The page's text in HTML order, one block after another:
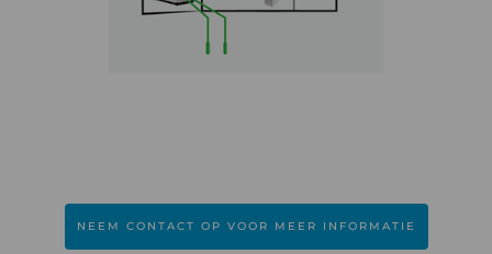
NEEM CONTACT OP VOOR MEER INFORMATIE